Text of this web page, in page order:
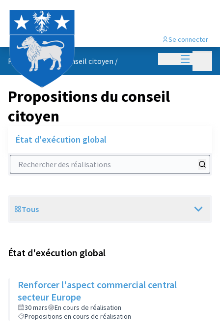
Menu
Se connecter
Propositions du conseil citoyen /
Propositions du conseil
citoyen
État d'exécution global
Rechercher des réalisations
Scope
Tous
État d'exécution global
Renforcer l'aspect commercial central
secteur Europe
30 mars
En cours de réalisation
Propositions en cours de réalisation